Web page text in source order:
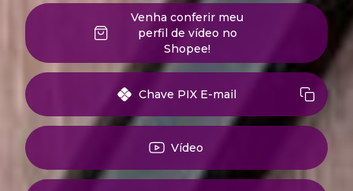
Venha conferir meu
perfil de vídeo no
Shopee!
Chave PIX E-mail
Vídeo